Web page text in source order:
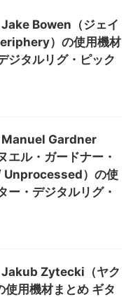
Bowen（ジェイ
）の使用機材
ジタルリグ・ピック
Manuel Gardner
ル・ガードナー・
Unprocessed）の使
ー・デジタルリグ・
Jakub Zytecki（ヤク
使用機材まとめ ギタ